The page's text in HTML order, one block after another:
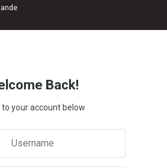
Back!
to your account below